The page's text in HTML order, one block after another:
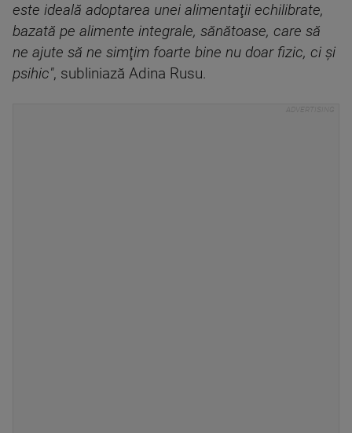
este ideală adoptarea unei alimentaţii echilibrate,
bazată pe alimente integrale, sănătoase, care să
ne ajute să ne simţim foarte bine nu doar fizic, ci şi
psihic", subliniază Adina Rusu.